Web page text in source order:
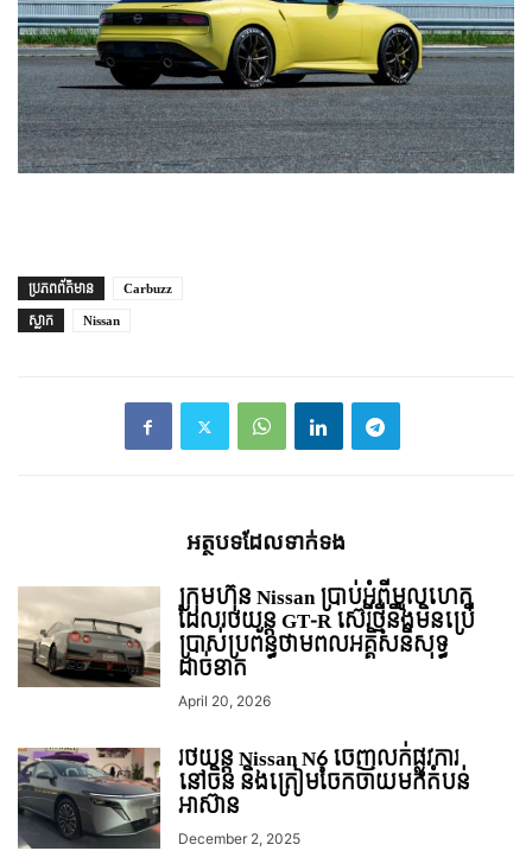
ប្រភព​ព័ត៌មាន
Carbuzz
ស្លាក
Nissan
អត្ថបទ​ដែល​ទាក់ទង
ក្រុមហ៊ុន Nissan ប្រាប់អំពីមូលហេតុ
ដែលរថយន្ដ GT-R ស៊េរីថ្មីនឹងមិនប្រើ
ប្រាស់ប្រព័ន្ធថាមពលអគ្គិសនីសុទ្ធ
ដាច់ខាត
April 20, 2026
រថយន្ត Nissan N6 ចេញលក់ផ្លូវការ
នៅចិន និងត្រៀមចែកចាយមកតំបន់
អាស៊ាន
December 2, 2025